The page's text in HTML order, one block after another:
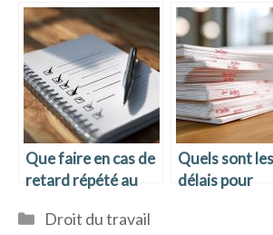
en arrêt maladie ?
travail ?
Que faire en cas de
retard répété au
Quels sont les
délais pour
Catégories
Droit du travail